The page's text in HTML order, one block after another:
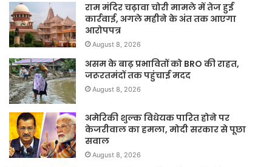
राम मंदिर चढ़ावा चोरी मामले में तेज हुई
कार्रवाई, अगले महीने के अंत तक आएगा
आरोपपत्र
August 8, 2026
असम के बाढ़ प्रभावितों को BRO की राहत,
जरूरतमंदों तक पहुंचाई मदद
August 8, 2026
अमेरिकी शुल्क विधेयक पारित होने पर
केजरीवाल का हमला, मोदी सरकार से पूछा
सवाल
August 8, 2026